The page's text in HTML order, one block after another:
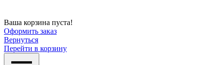
Ваша корзина пуста!
Оформить заказ
Вернуться
Перейти в корзину